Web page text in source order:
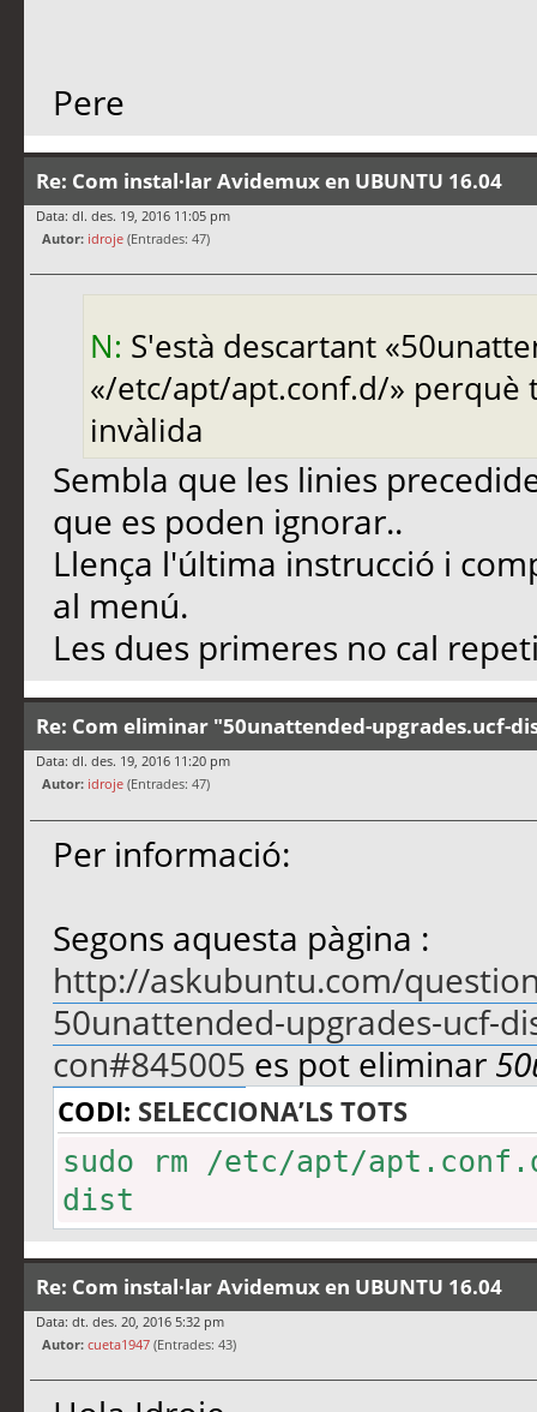
Pere
Re: Com instal·lar Avidemux en UBUNTU 16.04
Data: dl. des. 19, 2016 11:05 pm
Autor: idroje (Entrades: 47)
N: S'està descartant
«/etc/apt/apt.conf.d/»
invàlida
Sembla que les linies
que es poden ignorar..
Llença l'última instrucció i
al menú.
Les dues primeres no cal
Re: Com eliminar "50unattended-upgrades.ucf-
Data: dl. des. 19, 2016 11:20 pm
Autor: idroje (Entrades: 47)
Per informació:
Segons aquesta pàgina :
http://askubuntu.com/
50unattended-upgrades-ucf-
con#845005 es pot eliminar
CODI: SELECCIONA’LS TOTS
sudo rm /etc/apt/
dist
Re: Com instal·lar Avidemux en UBUNTU 16.04
Data: dt. des. 20, 2016 5:32 pm
Autor: cueta1947 (Entrades: 43)